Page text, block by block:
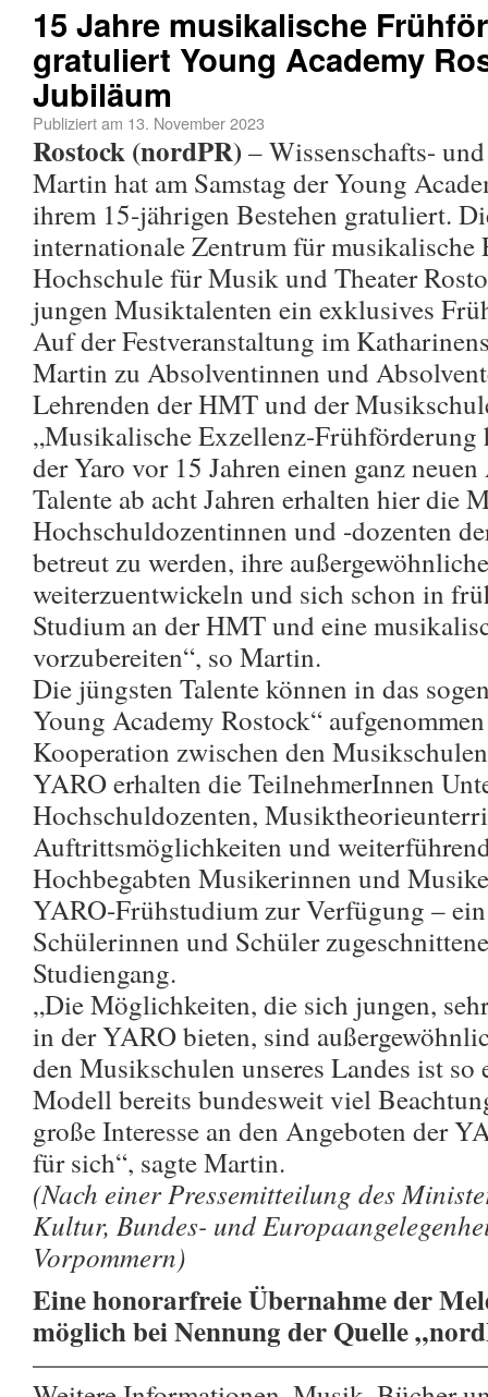
15 Jahre musikalische
gratuliert Young Academy
Jubiläum
Publiziert am 13. November 2023
Rostock (nordPR)– Wissenschafts-
Martin hat am Samstag der Young
ihrem 15-jährigen Bestehen gratuliert.
internationale Zentrum für musikalische
Hochschule für Musik und Theater
jungen Musiktalenten ein exklusives
Auf der Festveranstaltung im
Martin zu Absolventinnen und
Lehrenden der HMT und der
„Musikalische Exzellenz-
der Yaro vor 15 Jahren einen ganz
Talente ab acht Jahren erhalten hier die
Hochschuldozentinnen und -dozenten
betreut zu werden, ihre
weiterzuentwickeln und sich schon in
Studium an der HMT und eine
vorzubereiten“, so Martin.
Die jüngsten Talente können in das
Young Academy Rostock“
Kooperation zwischen den
YARO erhalten die TeilnehmerInnen
Hochschuldozenten,
Auftrittsmöglichkeiten und
Hochbegabten Musikerinnen und
YARO-Frühstudium zur Verfügung –
Schülerinnen und Schüler
Studiengang.
„Die Möglichkeiten, die sich jungen,
in der YARO bieten, sind
den Musikschulen unseres Landes ist so
Modell bereits bundesweit viel
große Interesse an den Angeboten der
für sich“, sagte Martin.
(Nach einer Pressemitteilung des
Kultur, Bundes- und
Vorpommern)
Eine honorarfreie Übernahme der
möglich bei Nennung der Quelle